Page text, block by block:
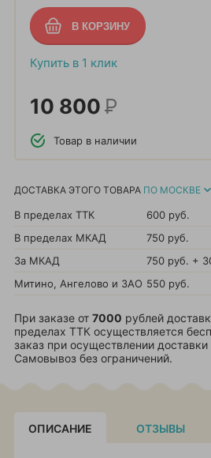
Купить в 1 клик
10 800Р
Товар в наличии
ДОСТАВКА ЭТОГО ТОВАРА ПО МОСКВЕ
В пределах ТТК 600 руб.
В пределах МКАД
750 руб.
За МКАД
750 руб. +
Митино, Ангелово и ЗАО 550 руб.
При заказе от 7000 рублей
пределах ТТК осуществляется
заказ при осуществлении доставки
Самовывоз без ограничений.
ОПИСАНИЕ ОТЗЫВЫ